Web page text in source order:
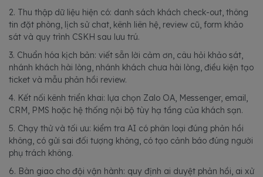
2. Thu thập dữ liệu hiện có: danh sách khách check-out, thông
tin đặt phòng, lịch sử chat, kênh liên hệ, review cũ, form khảo
sát và quy trình CSKH sau lưu trú.
3. Chuẩn hóa kịch bản: viết sẵn lời cảm ơn, câu hỏi khảo sát,
nhánh khách hài lòng, nhánh khách chưa hài lòng, điều kiện tạo
ticket và mẫu phản hồi review.
4. Kết nối kênh triển khai: lựa chọn Zalo OA, Messenger, email,
CRM, PMS hoặc hệ thống nội bộ tùy hạ tầng của khách sạn.
5. Chạy thử và tối ưu: kiểm tra AI có phân loại đúng phản hồi
không, có gửi sai đối tượng không, có tạo cảnh báo đúng người
phụ trách không.
6. Bàn giao cho đội vận hành: quy định ai duyệt phản hồi, ai xử